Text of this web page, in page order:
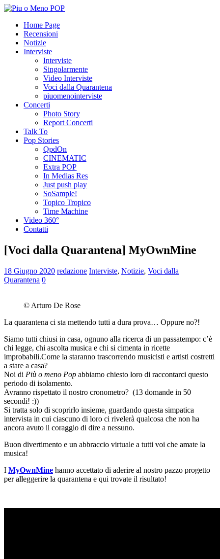
Home Page
Recensioni
Notizie
Interviste
Interviste
Singolarmente
Video Interviste
Voci dalla Quarantena
piuomenointerviste
Concerti
Photo Story
Report Concerti
Talk To
Pop Stories
QpdOn
CINEMATIC
Extra POP
In Medias Res
Just push play
SoSample!
Topico Tropico
Time Machine
Video 360°
Contatti
[Voci dalla Quarantena] MyOwnMine
18 Giugno 2020 redazione Interviste, Notizie, Voci dalla
Quarantena 0
© Arturo De Rose
La quarantena ci sta mettendo tutti a dura prova… Oppure no?!
Siamo tutti chiusi in casa, ognuno alla ricerca di un passatempo: c’è
chi legge, chi ascolta musica e chi si cimenta in ricette
improbabili.Come la staranno trascorrendo musicisti e artisti costretti
a stare a casa?
Noi di Più o meno Pop abbiamo chiesto loro di raccontarci questo
periodo di isolamento.
Avranno rispettato il nostro cronometro? (13 domande in 50
secondi! :))
Si tratta solo di scoprirlo insieme, guardando questa simpatica
intervista in cui ciascuno di loro ci rivelerà qualcosa che non ha
ancora avuto il coraggio di dire a nessuno.
Buon divertimento e un abbraccio virtuale a tutti voi che amate la
musica!
I MyOwnMine hanno accettato di aderire al nostro pazzo progetto
per alleggerire la quarantena e qui trovate il risultato!